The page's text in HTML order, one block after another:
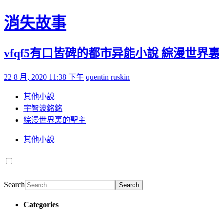
Skip to content
消失故事
vfqf5有口皆碑的都市异能小說 綜漫世界
Posted on
22 8 月, 2020 11:38 下午 by
quentin ruskin
其他小說
宇智波銘銘
綜漫世界裏的聖主
其他小說
Search Search
Categories